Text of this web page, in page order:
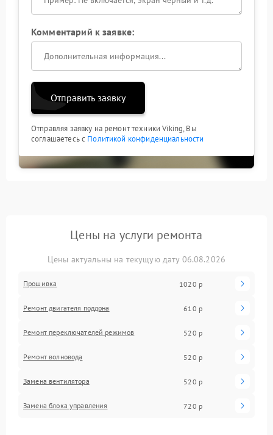
Комментарий к заявке:
Отправить заявку
Отправляя заявку на ремонт техники Viking, Вы
соглашаетесь с Политикой конфиденциальности
Цены на услуги ремонта
Цены актуальны на текущую дату 06.08.2026
Прошивка 1020 р
Ремонт двигателя поддона 610 р
Ремонт переключателей режимов 520 р
Ремонт волновода 520 р
Замена вентилятора 520 р
Замена блока управления 720 р